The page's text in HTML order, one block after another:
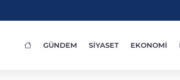
GÜNDEM SİYASET EKONOMİ